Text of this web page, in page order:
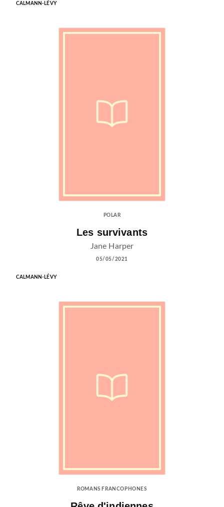
CALMANN-LÉVY
POLAR
Les survivants
Jane Harper
05/05/2021
CALMANN-LÉVY
ROMANS FRANCOPHONES